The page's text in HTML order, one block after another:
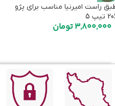
راست امیرنیا مناسب برای پژو
تیپ 5
3,800,000تومان